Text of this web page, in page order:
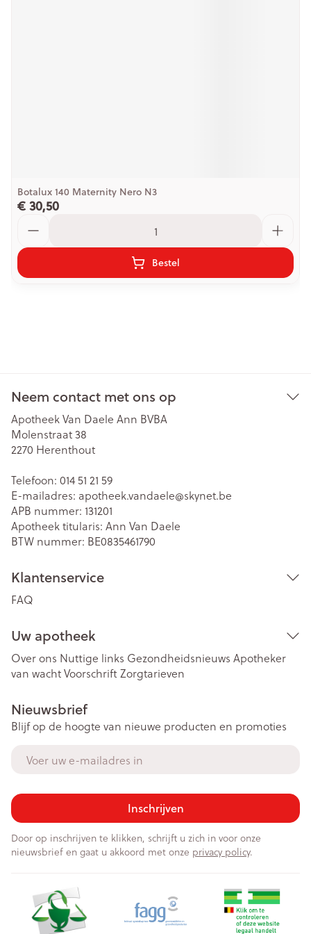
Botalux 140 Maternity Nero N3
€ 30,50
Bestel
Neem contact met ons op
Apotheek Van Daele Ann BVBA
Molenstraat 38
2270 Herenthout
Telefoon: 014 51 21 59
E-mailadres: apotheek.vandaele@skynet.be
APB nummer: 131201
Apotheek titularis: Ann Van Daele
BTW nummer: BE0835461790
Klantenservice
FAQ
Uw apotheek
Over ons Nuttige links Gezondheidsnieuws Apotheker
van wachtVoorschriftZorgtarieven
Nieuwsbrief
Blijf op de hoogte van nieuwe producten en promoties
Inschrijven
Door op inschrijven te klikken, schrijft u zich in voor onze
nieuwsbrief en gaat u akkoord met onze privacy policy.